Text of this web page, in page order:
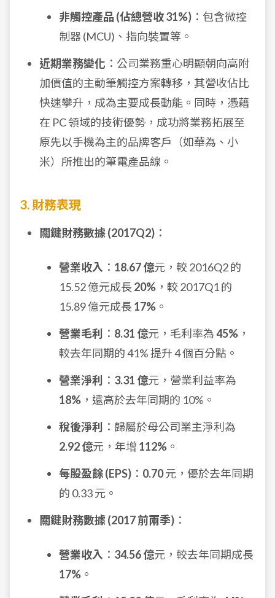
非觸控產品 (佔總營收 31%) ：包含微控
制器 (MCU)、指向裝置等。
近期業務變化 ：公司業務重心明顯朝向高附
加價值的主動筆觸控方案轉移，其營收佔比
快速攀升，成為主要成長動能。同時，憑藉
在 PC 領域的技術優勢，成功將業務拓展至
原先以手機為主的品牌客戶（如華為、小
米）所推出的筆電產品線。
3. 財務表現
關鍵財務數據 (2017Q2) ：
營業收入 ： 18.67 億元，較 2016Q2 的
15.52 億元成長 20% ，較 2017Q1 的
15.89 億元成長 17% 。
營業毛利
： 8.31 億元，毛利率為45% ，
較去年同期的 41% 提升 4 個百分點。
營業淨利
： 3.31 億元，營業利益率為
18% ，遠高於去年同期的 10%。
稅後淨利
：歸屬於母公司業主淨利為
2.92 億元，年增 112% 。
每股盈餘 (EPS) ： 0.70元，優於去年同期
的 0.33 元。
關鍵財務數據 (2017 前兩季) ：
營業收入 ： 34.56 億元，較去年同期成長
17% 。